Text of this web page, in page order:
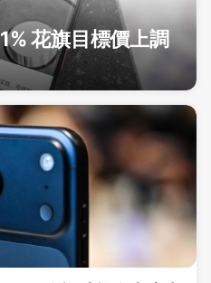
花旗目標價上調